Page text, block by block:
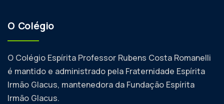
O Colégio
O Colégio Espírita Professor Rubens Costa Romanelli
é mantido e administrado pela Fraternidade Espírita
Irmão Glacus, mantenedora da Fundação Espírita
Irmão Glacus.